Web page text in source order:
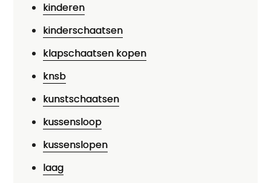
kinderen
kinderschaatsen
klapschaatsen kopen
knsb
kunstschaatsen
kussensloop
kussenslopen
laag